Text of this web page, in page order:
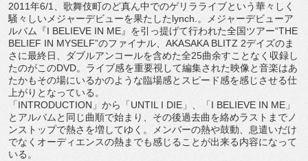
2011年6/1、歌舞伎町のど真ん中でのゲリラライブという華々しく
騒々しいメジャーデビューを果たしたlynch.。メジャーデビューア
ルバム『I BELIEVE IN ME』を引っ提げて行われた全国ツアー“THE
BELIEF IN MYSELF”のファイナル、AKASAKA BLITZ 2デイズのま
さに最終日、ダブルアンコールを含めた全25曲余すことなく収録し
たのがこのDVD。ライブ感を重要視して編集された映像と音楽はあ
たかもその場にいるかのような臨場感とスピード感を感じさせる仕
上がりとなっている。
「INTRODUCTION」から「UNTIL I DIE」、「I BELIEVE IN ME」
とアルバムと同じ曲順で始まり、その後過去曲を絡めラストまでノ
ンストップで熱さを増してゆく。メンバーの熱や鼓動、息遣いだけ
でなくオーディエンスの熱までも感じることが出来る内容になって
いる。